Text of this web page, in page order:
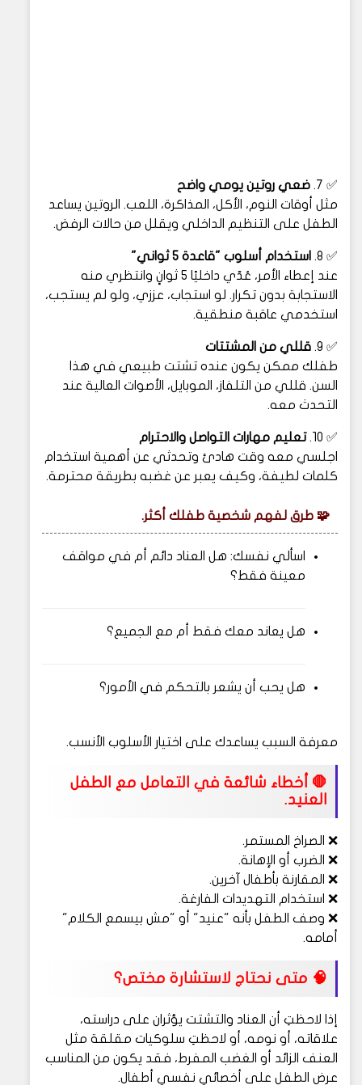
✅ 7.
ضعي روتين يومي واضح
مثل أوقات النوم، الأكل، المذاكرة، اللعب. الروتين يساعد
الطفل على التنظيم الداخلي ويقلل من حالات الرفض.
✅ 8.
استخدام أسلوب "قاعدة 5 ثواني"
عند إعطاء الأمر، عُدّي داخليًا 5 ثوانٍ وانتظري منه
الاستجابة بدون تكرار. لو استجاب، عززي، ولو لم يستجب،
استخدمي عاقبة منطقية.
✅ 9.
قللي من المشتتات
طفلك ممكن يكون عنده تشتت طبيعي في هذا
السن. قللي من التلفاز، الموبايل، الأصوات العالية عند
التحدث معه.
✅ 10.
تعليم مهارات التواصل والاحترام
اجلسي معه وقت هادئ وتحدثي عن أهمية استخدام
كلمات لطيفة، وكيف يعبر عن غضبه بطريقة محترمة.
🧩 طرق لفهم شخصية طفلك أكثر.
اسألي نفسك: هل العناد دائم أم في مواقف
معينة فقط؟
هل يعاند معك فقط أم مع الجميع؟
هل يحب أن يشعر بالتحكم في الأمور؟
معرفة السبب يساعدك على اختيار الأسلوب الأنسب.
🛑 أخطاء شائعة في التعامل مع الطفل
العنيد.
❌ الصراخ المستمر.
❌ الضرب أو الإهانة.
❌ المقارنة بأطفال آخرين.
❌ استخدام التهديدات الفارغة.
❌ وصف الطفل بأنه "عنيد" أو "مش بيسمع الكلام"
أمامه.
🧠 متى نحتاج لاستشارة مختص؟
إذا لاحظتِ أن العناد والتشتت يؤثران على دراسته،
علاقاته، أو نومه، أو لاحظتِ سلوكيات مقلقة مثل
العنف الزائد أو الغضب المفرط، فقد يكون من المناسب
عرض الطفل على أخصائي نفسي أطفال.